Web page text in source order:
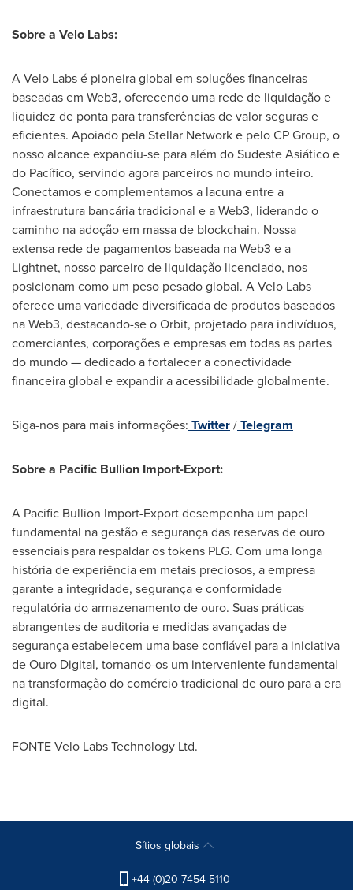
Sobre a Velo Labs:
AVelo Labsé pioneira global em soluções financeiras
baseadas em Web3, oferecendo uma rede de liquidação e
liquidez de ponta para transferências de valor seguras e
eficientes. Apoiado pela Stellar Network e pelo CP Group, o
nosso alcance expandiu-se para além do Sudeste Asiático e
do Pacífico, servindo agora parceiros no mundo inteiro.
Conectamos e complementamos a lacuna entre a
infraestrutura bancária tradicional e a Web3, liderando o
caminho na adoção em massa de blockchain. Nossa
extensa rede de pagamentos baseada na Web3 e a
Lightnet, nosso parceiro de liquidação licenciado, nos
posicionam como um peso pesado global. AVelo Labs
oferece uma variedade diversificada de produtos baseados
na Web3, destacando-se o Orbit, projetado para indivíduos,
comerciantes, corporações e empresas em todas as partes
do mundo — dedicado a fortalecer a conectividade
financeira global e expandir a acessibilidade globalmente.
Siga-nos para mais informações: Twitter/Telegram
Sobre a Pacific Bullion Import-Export:
A Pacific Bullion Import-Export desempenha um papel
fundamental na gestão e segurança das reservas de ouro
essenciais para respaldar os tokens PLG. Com uma longa
história de experiência em metais preciosos, a empresa
garante a integridade, segurança e conformidade
regulatória do armazenamento de ouro. Suas práticas
abrangentes de auditoria e medidas avançadas de
segurança estabelecem uma base confiável para a iniciativa
de Ouro Digital, tornando-os um interveniente fundamental
na transformação do comércio tradicional de ouro para a era
digital.
FONTE Velo Labs Technology Ltd.
Sítios globais
+44 (0)20 7454 5110